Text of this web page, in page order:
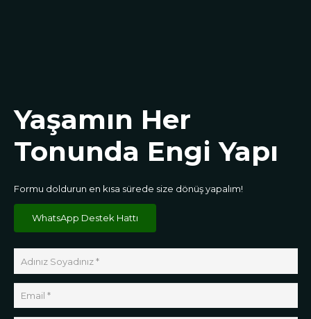
Yaşamın Her
Tonunda Engi Yapı
Formu doldurun en kısa sürede size dönüş yapalım!
WhatsApp Destek Hattı